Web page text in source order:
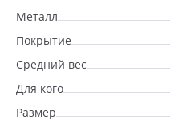
Металл
Покрытие
Средний вес
Для кого
Размер